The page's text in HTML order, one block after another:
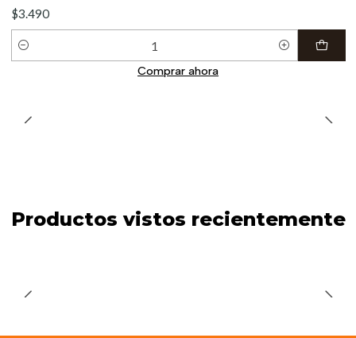
$3.490
Cantidad
Comprar ahora
Productos vistos recientemente